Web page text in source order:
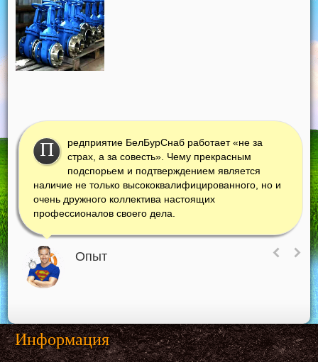
П
редприятие БелБурСнаб работает «не за
страх, а за совесть». Чему прекрасным
подспорьем и подтверждением является
наличие не только высококвалифицированного, но и
очень дружного коллектива настоящих
профессионалов своего дела.
Опыт
Информация